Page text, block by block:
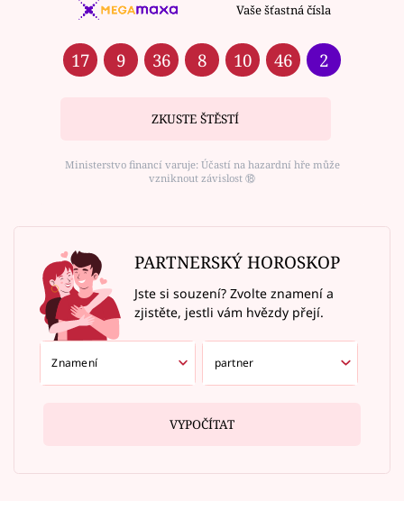
Vaše šťastná čísla
17 9 36 8 10 46 2
ZKUSTE ŠTĚSTÍ
Ministerstvo financí varuje: Účastí na hazardní hře může
vzniknout závislost ⑱
PARTNERSKÝ HOROSKOP
Jste si souzení? Zvolte znamení a
zjistěte, jestli vám hvězdy přejí.
VYPOČÍTAT